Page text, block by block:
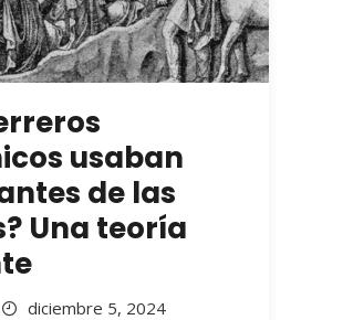
usaban
de las
Una teoría
diciembre 5, 2024